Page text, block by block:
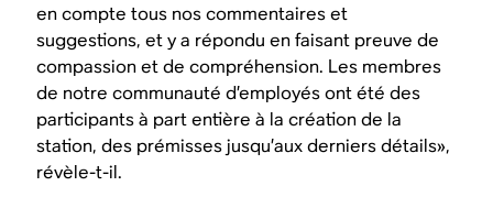
en compte tous nos commentaires et
suggestions, et y a répondu en faisant preuve de
compassion et de compréhension. Les membres
de notre communauté d’employés ont été des
participants à part entière à la création de la
station, des prémisses jusqu’aux derniers détails»,
révèle-t-il.